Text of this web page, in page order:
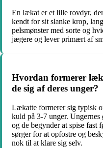
En lækat er et lille rovdyr,
kendt for sit slanke krop,
pelsmønster med sorte og
jægere og lever primært af
Hvordan formerer
de sig af deres unger?
Lækatte formerer sig typisk
kuld på 3-7 unger. Ungernes
og de begynder at spise fast
sørger for at opfostre og
nok til at klare sig selv.